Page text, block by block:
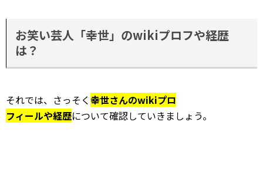
お笑い芸人「幸世」のwikiプロフや経歴
は？
それでは、さっそく幸世さんのwikiプロ
フィールや経歴について確認していきましょう。